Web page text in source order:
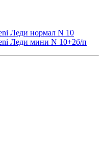
Леди нормал N 10
Леди мини N 10+2б/п